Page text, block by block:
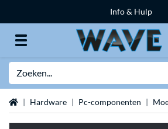
Info & Hulp
Home Hardware Pc-componenten